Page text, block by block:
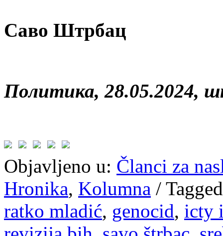
Саво Штрбац
Политика, 28.05.2024,
Objavljeno u: Članci za
Hronika, Kolumna /
ratko mladić, genocid, icty